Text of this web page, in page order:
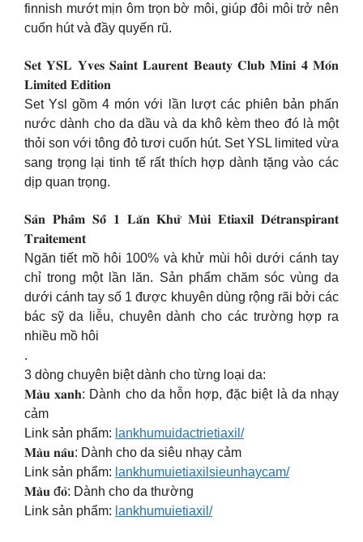
finnish mướt mịn ôm trọn bờ môi, giúp đôi môi trở nên
cuốn hút và đầy quyến rũ.
𝐒𝐞𝐭 𝐘𝐒𝐋 𝐘𝐯𝐞𝐬 𝐒𝐚𝐢𝐧𝐭 𝐋𝐚𝐮𝐫𝐞𝐧𝐭 𝐁𝐞𝐚𝐮𝐭𝐲 𝐂𝐥𝐮𝐛 𝐌𝐢𝐧𝐢 𝟒 𝐌𝐨́𝐧
𝐋𝐢𝐦𝐢𝐭𝐞𝐝 𝐄𝐝𝐢𝐭𝐢𝐨𝐧
Set Ysl gồm 4 món với lần lượt các phiên bản phấn
nước dành cho da dầu và da khô kèm theo đó là một
thỏi son với tông đỏ tươi cuốn hút. Set YSL limited vừa
sang trọng lại tinh tế rất thích hợp dành tặng vào các
dịp quan trọng.
𝐒𝐚̉𝐧 𝐏𝐡𝐚̂̉𝐦 𝐒𝐨̂́ 𝟏 𝐋𝐚̆𝐧 𝐊𝐡𝐮̛̉ 𝐌𝐮̀𝐢 𝐄𝐭𝐢𝐚𝐱𝐢𝐥 𝐃𝐞́𝐭𝐫𝐚𝐧𝐬𝐩𝐢𝐫𝐚𝐧𝐭
𝐓𝐫𝐚𝐢𝐭𝐞𝐦𝐞𝐧𝐭
Ngăn tiết mồ hôi 100% và khử mùi hôi dưới cánh tay
chỉ trong một lần lăn. Sản phẩm chăm sóc vùng da
dưới cánh tay số 1 được khuyên dùng rộng rãi bởi các
bác sỹ da liễu, chuyên dành cho các trường hợp ra
nhiều mồ hôi
.
3 dòng chuyên biệt dành cho từng loại da:
𝐌𝐚̀𝐮 𝐱𝐚𝐧𝐡: Dành cho da hỗn hợp, đặc biệt là da nhạy
cảm
Link sản phẩm: lankhumuidactrietiaxil/
𝐌𝐚̀𝐮 𝐧𝐚̂𝐮: Dành cho da siêu nhạy cảm
Link sản phẩm: lankhumuietiaxilsieunhaycam/
𝐌𝐚̀𝐮 đ𝐨̉: Dành cho da thường
Link sản phẩm: lankhumuietiaxil/